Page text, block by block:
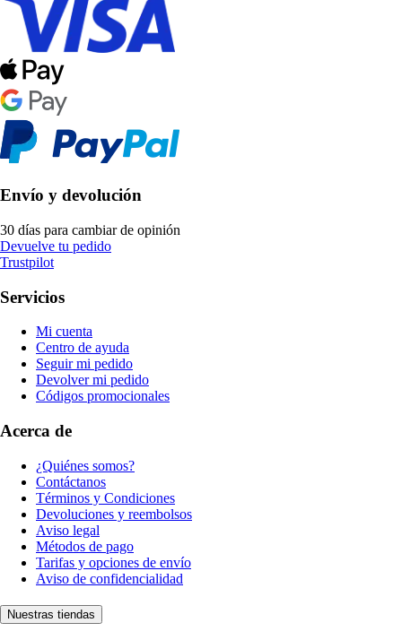
Envío y devolución
30 días para cambiar de opinión
Devuelve tu pedido
Trustpilot
Servicios
Mi cuenta
Centro de ayuda
Seguir mi pedido
Devolver mi pedido
Códigos promocionales
Acerca de
¿Quiénes somos?
Contáctanos
Términos y Condiciones
Devoluciones y reembolsos
Aviso legal
Métodos de pago
Tarifas y opciones de envío
Aviso de confidencialidad
Nuestras tiendas